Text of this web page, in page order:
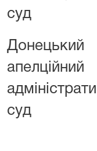
суд
Донецький
апелційний
суд